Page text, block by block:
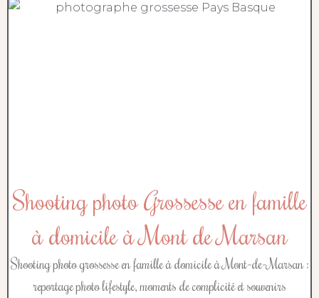
Shooting photo Grossesse en famille
à domicile à Mont de Marsan
Shooting photo grossesse en famille à domicile à Mont-de-Marsan :
reportage photo lifestyle, moments de complicité et souvenirs